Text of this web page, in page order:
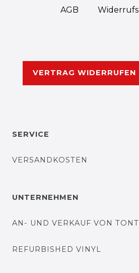
AGB
VERTRAG WIDERRUFEN
SERVICE
VERSANDKOSTEN
UNTERNEHMEN
AN- UND VERKAUF VON
REFURBISHED VINYL